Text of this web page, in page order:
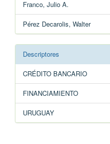
Franco, Julio A.
Pérez Decarolis, Walter
Descriptores
CRÉDITO BANCARIO
FINANCIAMIENTO
URUGUAY